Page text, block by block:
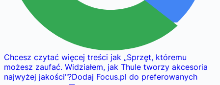
Chcesz czytać więcej treści jak „Sprzęt, któremu
możesz zaufać. Widziałem, jak Thule tworzy akcesoria
najwyżej jakości"?Dodaj Focus.pl do preferowanych